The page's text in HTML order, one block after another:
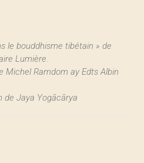
le bouddhisme tibétain » de
Lumière.
Michel Ramdom ay Edts Albin
de Jaya Yogācārya